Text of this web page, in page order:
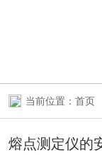
当前位置： 首页
熔点测定仪的